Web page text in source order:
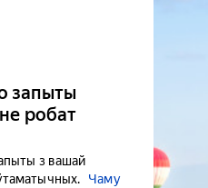
запыты
робат
з вашай
Чаму